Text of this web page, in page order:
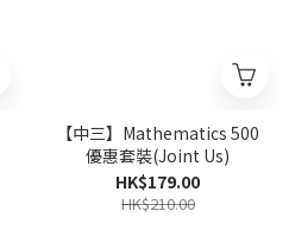
【中三】Mathematics 500
優惠套裝(Joint Us)
HK$179.00
HK$210.00